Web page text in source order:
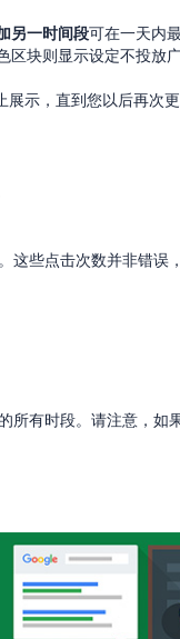
另一时间段可在一天内
块则显示设定不投放广
展示，直到您以后再次
些点击次数并非错误
有时段。请注意，如